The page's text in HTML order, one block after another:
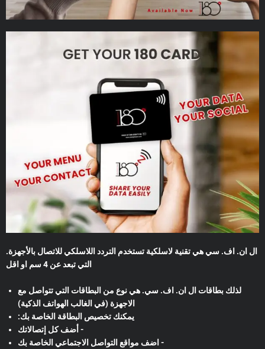
.ال ان. اف. سي هي تقنية لاسلكية تستخدم التردد اللاسلكي للاتصال بالأجهزة
التي تبعد عن 4 سم او اقل
لذلك بطاقات ال ان. اف. سي. هي نوع من البطاقات التي تتواصل مع
الاجهزة (في الغالب الهواتف الذكية)
:يمكنك تخصيص البطاقة الخاصة بك
أضف كل إتصالاتك -
اضف مواقع التواصل الاجتماعي الخاصة بك -